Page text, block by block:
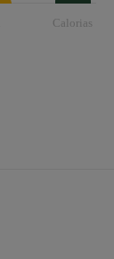
Calorias